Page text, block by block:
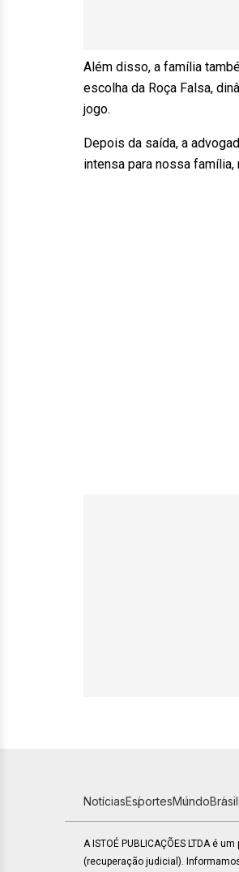
Além disso, a família
escolha da Roça Falsa,
jogo.
Depois da saída, a
intensa para nossa
NotíciasEsportesMundoBrasil
A ISTOÉ PUBLICAÇÕES LTDA é
(recuperação judicial).